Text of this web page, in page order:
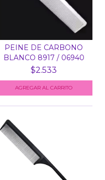
PEINE DE CARBONO
BLANCO 8917 / 06940
$2.533